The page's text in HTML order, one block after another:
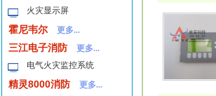
火灾显示屏
霍尼韦尔 更多...
三江电子消防
更多...
电气火灾监控系统
精灵8000消防
更多...